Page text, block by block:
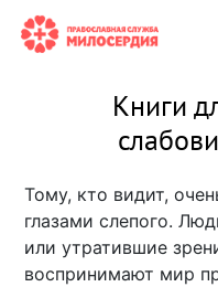
Книги
Тому, кто видит,
глазами слепого.
или утратившие
воспринимают мир